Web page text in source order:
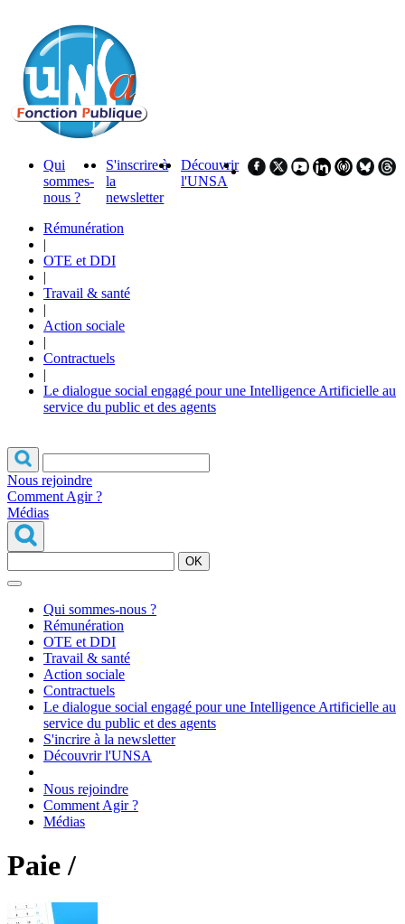
Qui
sommes-
nous ?
S'inscrire à
la
newsletter
Découvrir
l'UNSA
Rémunération
|
OTE et DDI
|
Travail & santé
|
Action sociale
|
Contractuels
|
Le dialogue social engagé pour une Intelligence Artificielle au
service du public et des agents
Nous rejoindre
Comment Agir ?
Médias
OK
Qui sommes-nous ?
Rémunération
OTE et DDI
Travail & santé
Action sociale
Contractuels
Le dialogue social engagé pour une Intelligence Artificielle au
service du public et des agents
S'incrire à la newsletter
Découvrir l'UNSA
Nous rejoindre
Comment Agir ?
Médias
Paie /